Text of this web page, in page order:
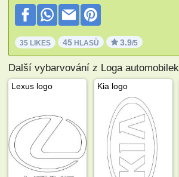
35 LIKES 45 HLASŮ 3.9/5
Další vybarvování z Loga automobilek
Lexus logo Kia logo